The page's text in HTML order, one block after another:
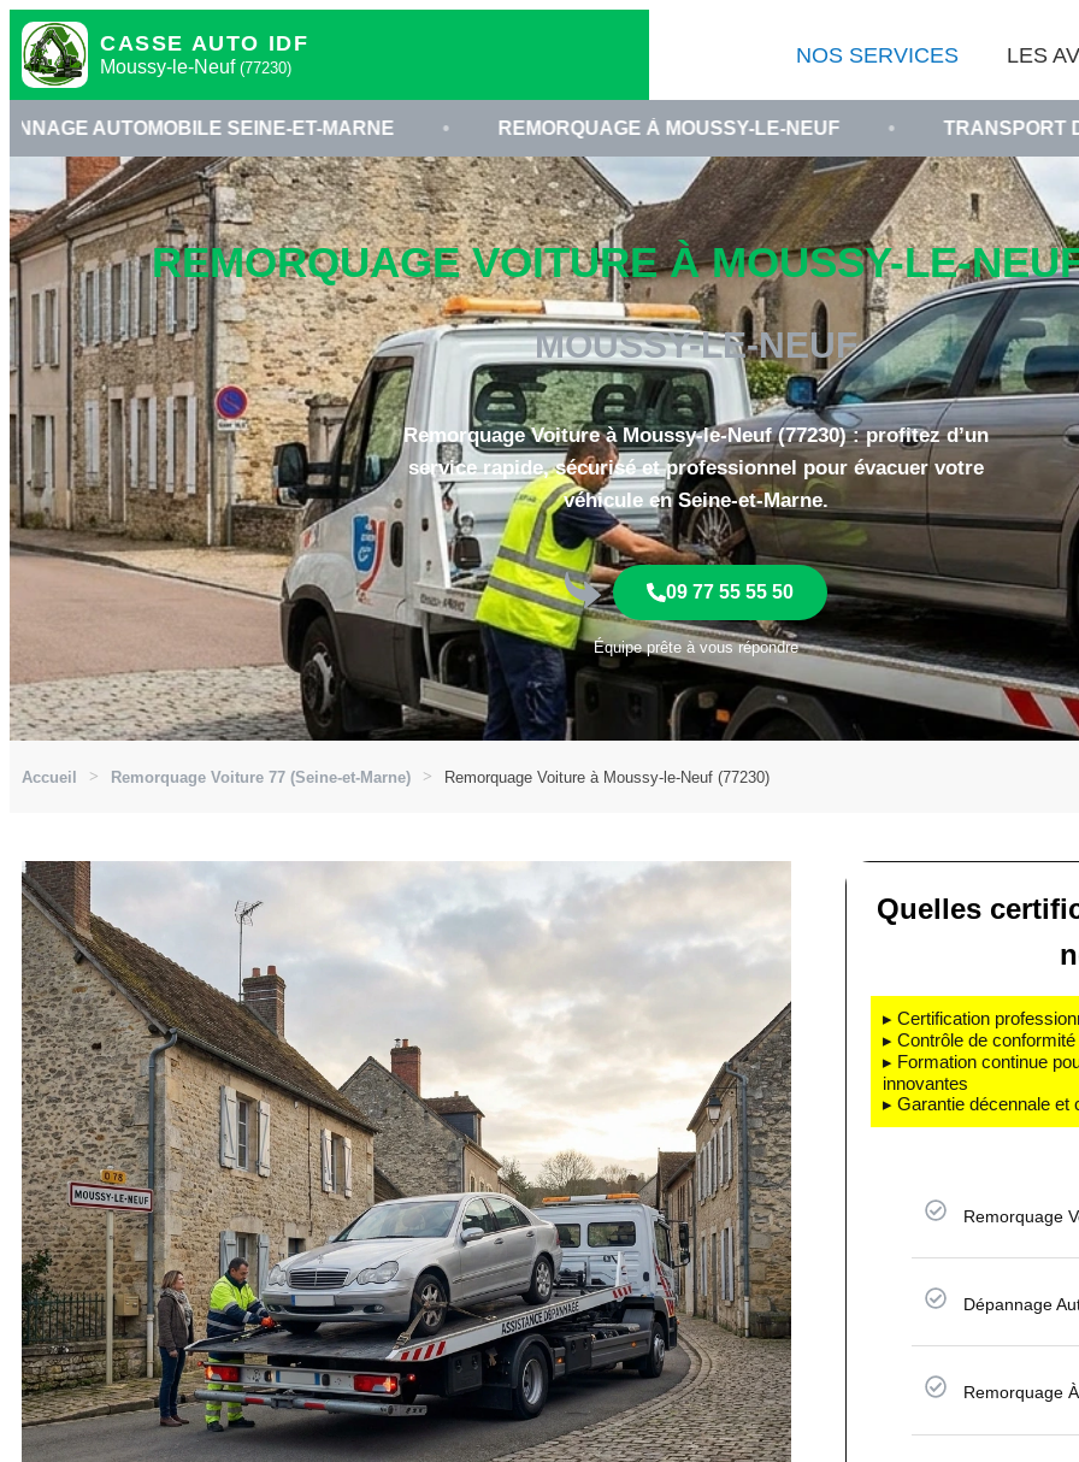
CASSE AUTO IDF
Moussy-le-Neuf (77230)
NOS SERVICES LES
SEINE-ET-MARNE • REMORQUAGE À MOUSSY-LE-NEUF • TRANSPORT DE VÉHICULE
REMORQUAGE VOITURE À MOUSSY-LE-
MOUSSY-LE-NEUF
Remorquage Voiture à Moussy-le-Neuf (77230) : profitez d’un
service rapide, sécurisé et professionnel pour évacuer votre
véhicule en Seine-et-Marne.
09 77 55 55 50
Équipe prête à vous répondre
Accueil Remorquage Voiture 77 (Seine-et-Marne) Remorquage Voiture à Moussy-le-Neuf (77230)
Quelles
▸ Certification
▸ Contrôle de
▸ Formation continue
innovantes
▸ Garantie décennale et
Remorquage
Dépannage
Remorquage